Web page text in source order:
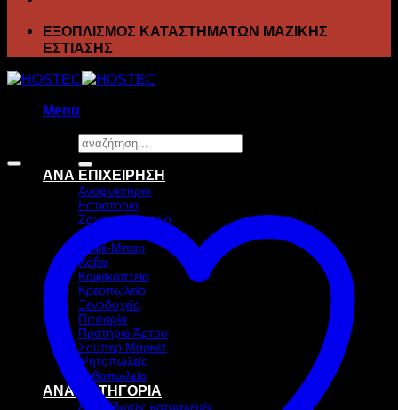
ΕΞΟΠΛΙΣΜΟΣ ΚΑΤΑΣΤΗΜΑΤΩΝ ΜΑΖΙΚΗΣ
ΕΣΤΙΑΣΗΣ
Menu
Αναζήτηση
για:
ΑΝΑ ΕΠΙΧΕΙΡΗΣΗ
Αναψυκτήριο
Εστιατόριο
Ζαχαροπλαστείο
Ιχθυοπωλείο
Καφέ-Μπαρ
Κάβα
Καφεκοπτείο
Κρεοπωλείο
Ξενοδοχείο
Πιτσαρία
Πρατήριο Άρτου
Σούπερ Μάρκετ
Ψητοπωλείο
Ανθοπωλείο
ΑΝΑ ΚΑΤΗΓΟΡΙΑ
Ανοξείδωτες κατασκευές